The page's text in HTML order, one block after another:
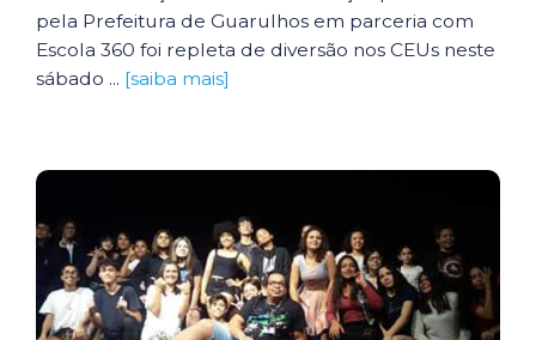
pela Prefeitura de Guarulhos em parceria com
Escola 360 foi repleta de diversão nos CEUs neste
sábado ... [saiba mais]